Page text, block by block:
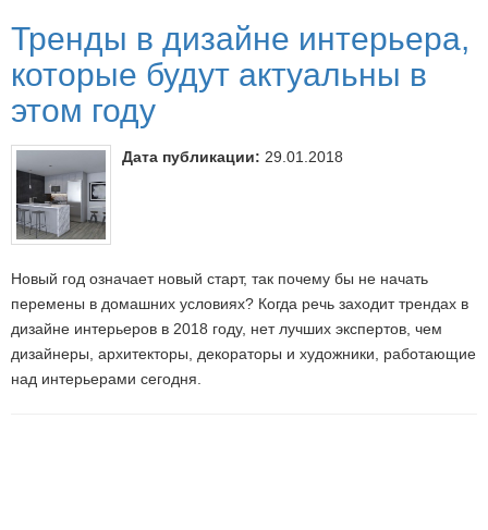
Тренды в дизайне интерьера,
которые будут актуальны в
этом году
Новый год означает новый старт, так почему бы не начать
перемены в домашних условиях? Когда речь заходит трендах в
дизайне интерьеров в 2018 году, нет лучших экспертов, чем
дизайнеры, архитекторы, декораторы и художники, работающие
над интерьерами сегодня.
Дата публикации: 29.01.2018